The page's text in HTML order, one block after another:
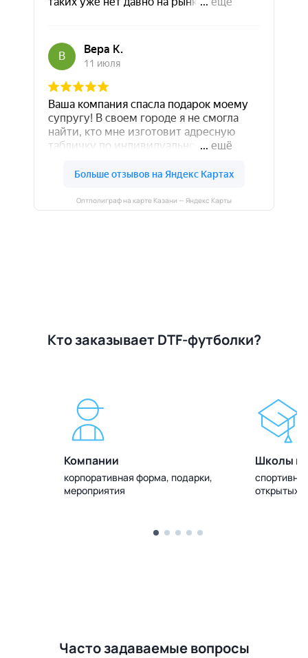
Оптполиграф на карте Казани — Яндекс Карты
Кто заказывает DTF-футболки?
Компании
корпоративная форма, подарки,
мероприятия
Школы и
открытых
Часто задаваемые вопросы